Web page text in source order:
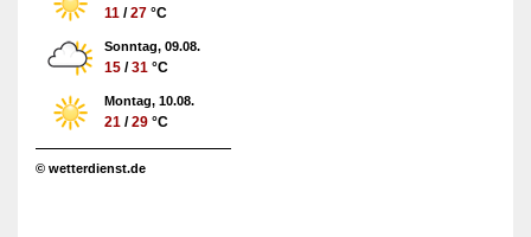
11 /27 °C
Sonntag, 09.08.
15 /31 °C
Montag, 10.08.
21 /29 °C
© wetterdienst.de